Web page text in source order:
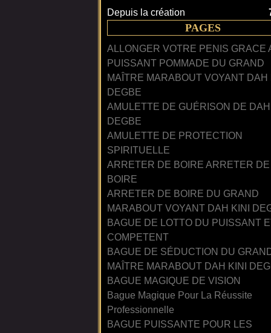
Depuis la création
PAGES
ALLONGER VOTRE PENIS GRACE
PUISSANT POMMADE DU GRAND
MAÎTRE MARABOUT VOYANT DAH
DEGBE
AMULETTE DE GUÉRISON DE DAH
DEGBE
AMULETTE DE PROTECTION
SPIRITUELLE
ARRETER DE BOIRE ARRETER DE
BOIRE
ARRETER DE BOIRE DU GRAND
MARABOUT VOYANT DAH KINI
BAGUE DE LOTTO DU PUISSANT
COMPETENT
BAGUE DE SÉDUCTION DU
MAÎTRE MARABOUT DAH KINI
BAGUE MAGIQUE DE VISION
Bague Magique Pour La Réussite
Professionnelle
BAGUE PUISSANTE POUR LES